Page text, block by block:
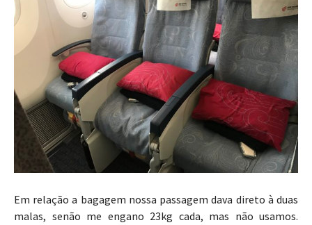
Em relação a bagagem nossa passagem dava direto à duas
malas, senão me engano 23kg cada, mas não usamos.